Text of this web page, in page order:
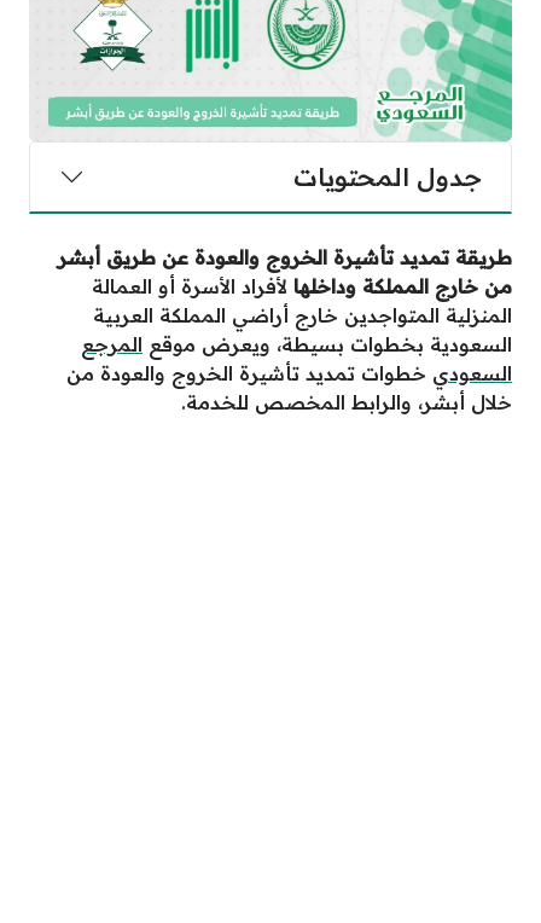
جدول المحتويات
طريقة تمديد تأشيرة الخروج والعودة عن طريق أبشر
من خارج المملكة وداخلها لأفراد الأسرة أو العمالة
المنزلية المتواجدين خارج أراضي المملكة العربية
السعودية بخطوات بسيطة، ويعرض موقع المرجع
السعودي خطوات تمديد تأشيرة الخروج والعودة من
خلال أبشر، والرابط المخصص للخدمة.